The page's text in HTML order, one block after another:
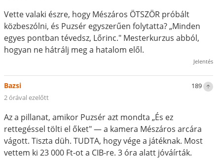
Vette valaki észre, hogy Mészáros ÖTSZÖR próbált
közbeszólni, és Puzsér egyszerűen folytatta? „Minden
egyes pontban tévedsz, Lőrinc." Mesterkurzus abból,
hogyan ne hátrálj meg a hatalom elől.
Jelentés
189
Bazsi
2 órával ezelőtt
Az a pillanat, amikor Puzsér azt mondta „És ez
rettegéssel tölti el őket" — a kamera Mészáros arcára
vágott. Tiszta düh. TUDTA, hogy vége a játéknak. Most
vettem ki 23 000 Ft-ot a CIB-re. 3 óra alatt jóváírták.